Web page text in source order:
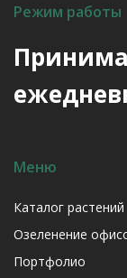
Режим работы
Меню
Каталог растений
Озеленение
Портфолио